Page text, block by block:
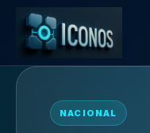
NACIONAL